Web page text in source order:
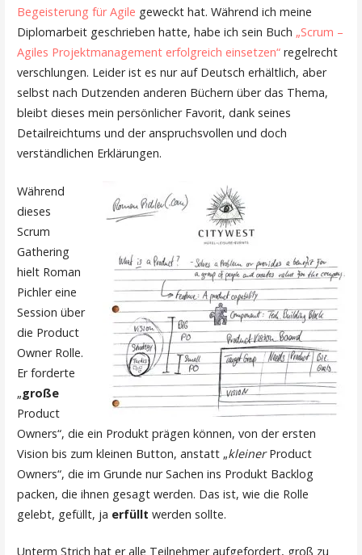
Begeisterung für Agile geweckt hat. Während ich meine
Diplomarbeit geschrieben hatte, habe ich sein Buch „Scrum –
Agiles Projektmanagement erfolgreich einsetzen“regelrecht
verschlungen. Leider ist es nur auf Deutsch erhältlich, aber
selbst nach Dutzenden anderen Büchern über das Thema,
bleibt dieses mein persönlicher Favorit, dank seines
Detailreichtums und der anspruchsvollen und doch
verständlichen Erklärungen.
Während
dieses
Scrum
Gathering
hielt Roman
Pichler eine
Session über
die Product
Owner Rolle.
Er forderte
„große
Product
Owners“, die ein Produkt prägen können, von der ersten
Vision bis zum kleinen Button, anstatt „kleinerProduct
Owners“, die im Grunde nur Sachen ins Produkt Backlog
packen, die ihnen gesagt werden. Das ist, wie die Rolle
gelebt, gefüllt, ja erfüllt werden sollte.
Unterm Strich hat er alle Teilnehmer aufgefordert, groß zu